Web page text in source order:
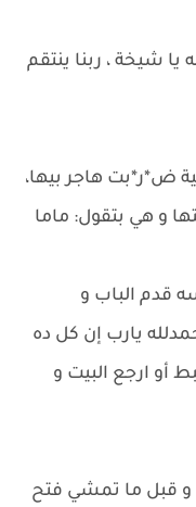
شيخة ، ربنا ينتقم
ض*ر*بت هاجر بيها،
و هي بتقول: ماما
قدم الباب و
يارب إن كل ده
أو ارجع البيت و
و قبل ما تمشي فتح